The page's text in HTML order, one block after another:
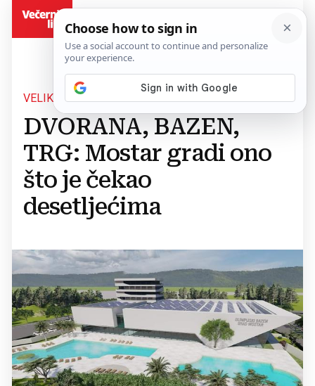
VELIKI PROJEKTI
DVORANA, BAZEN,
TRG: Mostar gradi ono
što je čekao
desetljećima